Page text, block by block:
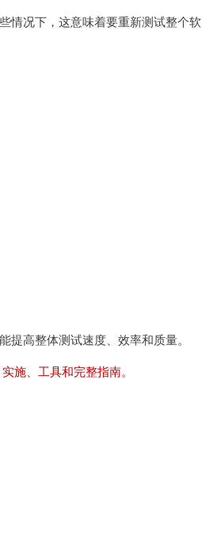
情况下，这意味着要重新测试整个软
高整体测试速度、效率和质量。
施、工具和完整指南。